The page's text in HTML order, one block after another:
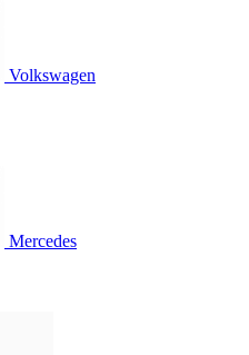
Volkswagen
Mercedes